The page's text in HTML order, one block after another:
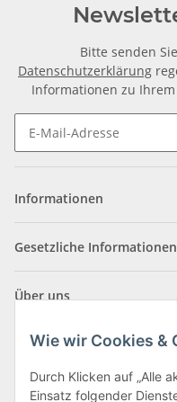
Bitte senden
Datenschutzerklärung
Informationen zu
Informationen
Gesetzliche Informationen
Über uns
Wie wir Cookies &
Durch Klicken auf „Alle
Einsatz folgender